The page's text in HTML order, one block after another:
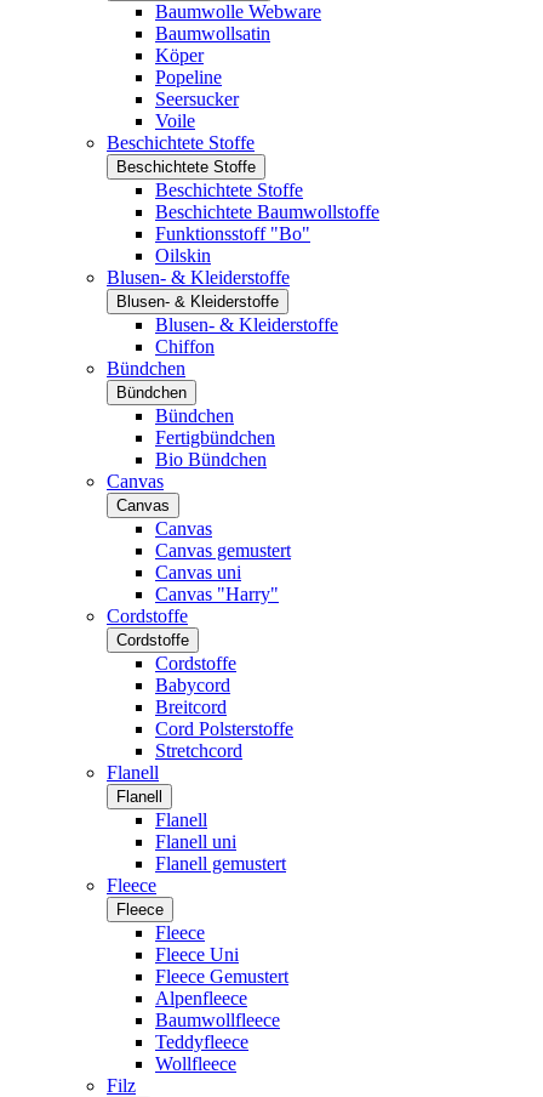
Baumwolle Webware
Baumwollsatin
Köper
Popeline
Seersucker
Voile
Beschichtete Stoffe
Beschichtete Stoffe
Beschichtete Stoffe
Beschichtete Baumwollstoffe
Funktionsstoff "Bo"
Oilskin
Blusen- & Kleiderstoffe
Blusen- & Kleiderstoffe
Blusen- & Kleiderstoffe
Chiffon
Bündchen
Bündchen
Bündchen
Fertigbündchen
Bio Bündchen
Canvas
Canvas
Canvas
Canvas gemustert
Canvas uni
Canvas "Harry"
Cordstoffe
Cordstoffe
Cordstoffe
Babycord
Breitcord
Cord Polsterstoffe
Stretchcord
Flanell
Flanell
Flanell
Flanell uni
Flanell gemustert
Fleece
Fleece
Fleece
Fleece Uni
Fleece Gemustert
Alpenfleece
Baumwollfleece
Teddyfleece
Wollfleece
Filz